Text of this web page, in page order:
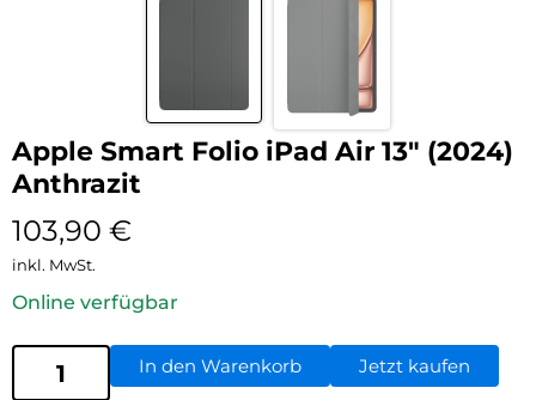
Apple Smart Folio iPad Air 13″ (2024)
Anthrazit
103,90 €
inkl. MwSt.
Online verfügbar
In den Warenkorb Jetzt kaufen